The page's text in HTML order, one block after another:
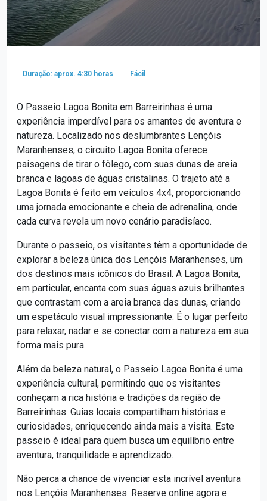
Duração: aprox. 4:30 horas Fácil
O Passeio Lagoa Bonita em Barreirinhas é uma
experiência imperdível para os amantes de aventura e
natureza. Localizado nos deslumbrantes Lençóis
Maranhenses, o circuito Lagoa Bonita oferece
paisagens de tirar o fôlego, com suas dunas de areia
branca e lagoas de águas cristalinas. O trajeto até a
Lagoa Bonita é feito em veículos 4x4, proporcionando
uma jornada emocionante e cheia de adrenalina, onde
cada curva revela um novo cenário paradisíaco.
Durante o passeio, os visitantes têm a oportunidade de
explorar a beleza única dos Lençóis Maranhenses, um
dos destinos mais icônicos do Brasil. A Lagoa Bonita,
em particular, encanta com suas águas azuis brilhantes
que contrastam com a areia branca das dunas, criando
um espetáculo visual impressionante. É o lugar perfeito
para relaxar, nadar e se conectar com a natureza em sua
forma mais pura.
Além da beleza natural, o Passeio Lagoa Bonita é uma
experiência cultural, permitindo que os visitantes
conheçam a rica história e tradições da região de
Barreirinhas. Guias locais compartilham histórias e
curiosidades, enriquecendo ainda mais a visita. Este
passeio é ideal para quem busca um equilíbrio entre
aventura, tranquilidade e aprendizado.
Não perca a chance de vivenciar esta incrível aventura
nos Lençóis Maranhenses. Reserve online agora e